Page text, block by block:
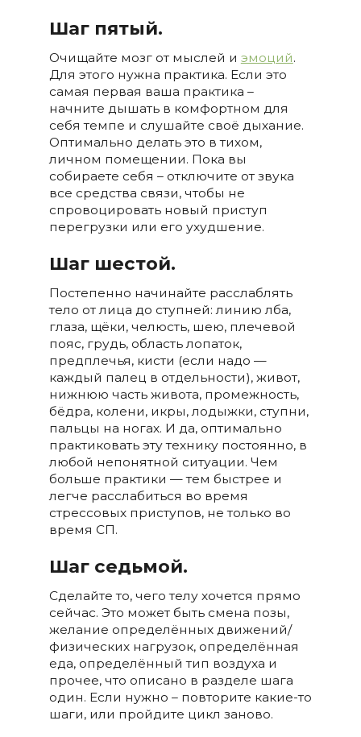
Шаг пятый.
Очищайте мозг от мыслей и эмоций.
Для этого нужна практика. Если это
самая первая ваша практика –
начните дышать в комфортном для
себя темпе и слушайте своё дыхание.
Оптимально делать это в тихом,
личном помещении. Пока вы
собираете себя – отключите от звука
все средства связи, чтобы не
спровоцировать новый приступ
перегрузки или его ухудшение.
Шаг шестой.
Постепенно начинайте расслаблять
тело от лица до ступней: линию лба,
глаза, щёки, челюсть, шею, плечевой
пояс, грудь, область лопаток,
предплечья, кисти (если надо —
каждый палец в отдельности), живот,
нижнюю часть живота, промежность,
бёдра, колени, икры, лодыжки, ступни,
пальцы на ногах. И да, оптимально
практиковать эту технику постоянно, в
любой непонятной ситуации. Чем
больше практики — тем быстрее и
легче расслабиться во время
стрессовых приступов, не только во
время СП.
Шаг седьмой.
Сделайте то, чего телу хочется прямо
сейчас. Это может быть смена позы,
желание определённых движений/
физических нагрузок, определённая
еда, определённый тип воздуха и
прочее, что описано в разделе шага
один. Если нужно – повторите какие-то
шаги, или пройдите цикл заново.